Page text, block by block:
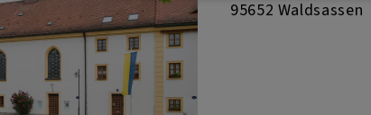
95652 Waldsassen